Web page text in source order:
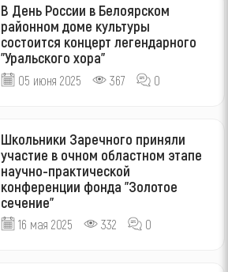
В День России в Белоярском
районном доме культуры
состоится концерт легендарного
"Уральского хора"
05 июня 2025 367 0
Школьники Заречного приняли
участие в очном областном этапе
научно-практической
конференции фонда "Золотое
сечение"
16 мая 2025 332 0